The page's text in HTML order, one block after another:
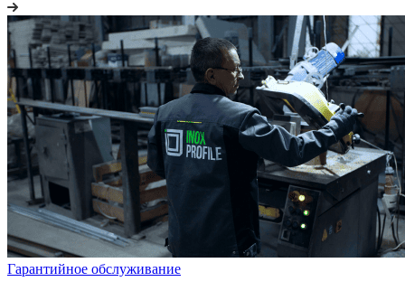
Гарантийное обслуживание